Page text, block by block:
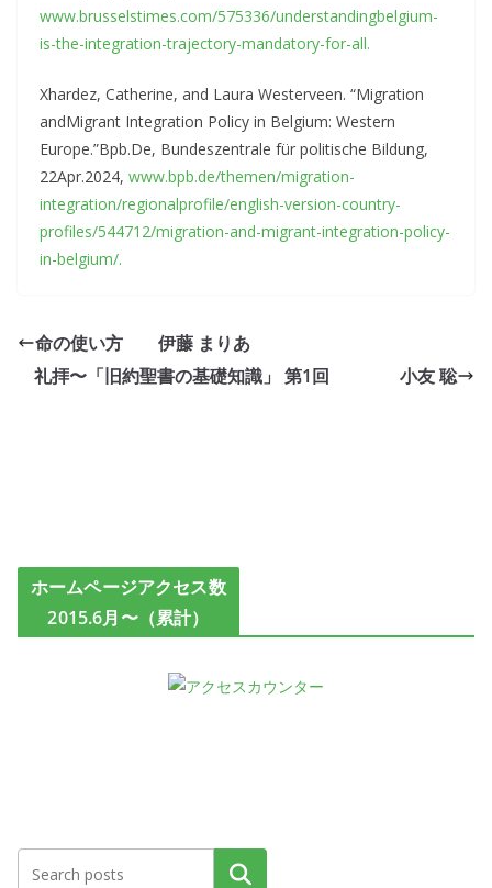
www.brusselstimes.com/575336/understandingbelgium-
is-the-integration-trajectory-mandatory-for-all.
Xhardez, Catherine, and Laura Westerveen. “Migration
andMigrant Integration Policy in Belgium: Western
Europe.”Bpb.De, Bundeszentrale für politische Bildung,
22Apr.2024, www.bpb.de/themen/migration-
integration/regionalprofile/english-version-country-
profiles/544712/migration-and-migrant-integration-policy-
in-belgium/.
命の使い方 伊藤 まりあ
礼拝〜「旧約聖書の基礎知識」 第1回 小友 聡
ホームページアクセス数
2015.6月〜（累計）
検索